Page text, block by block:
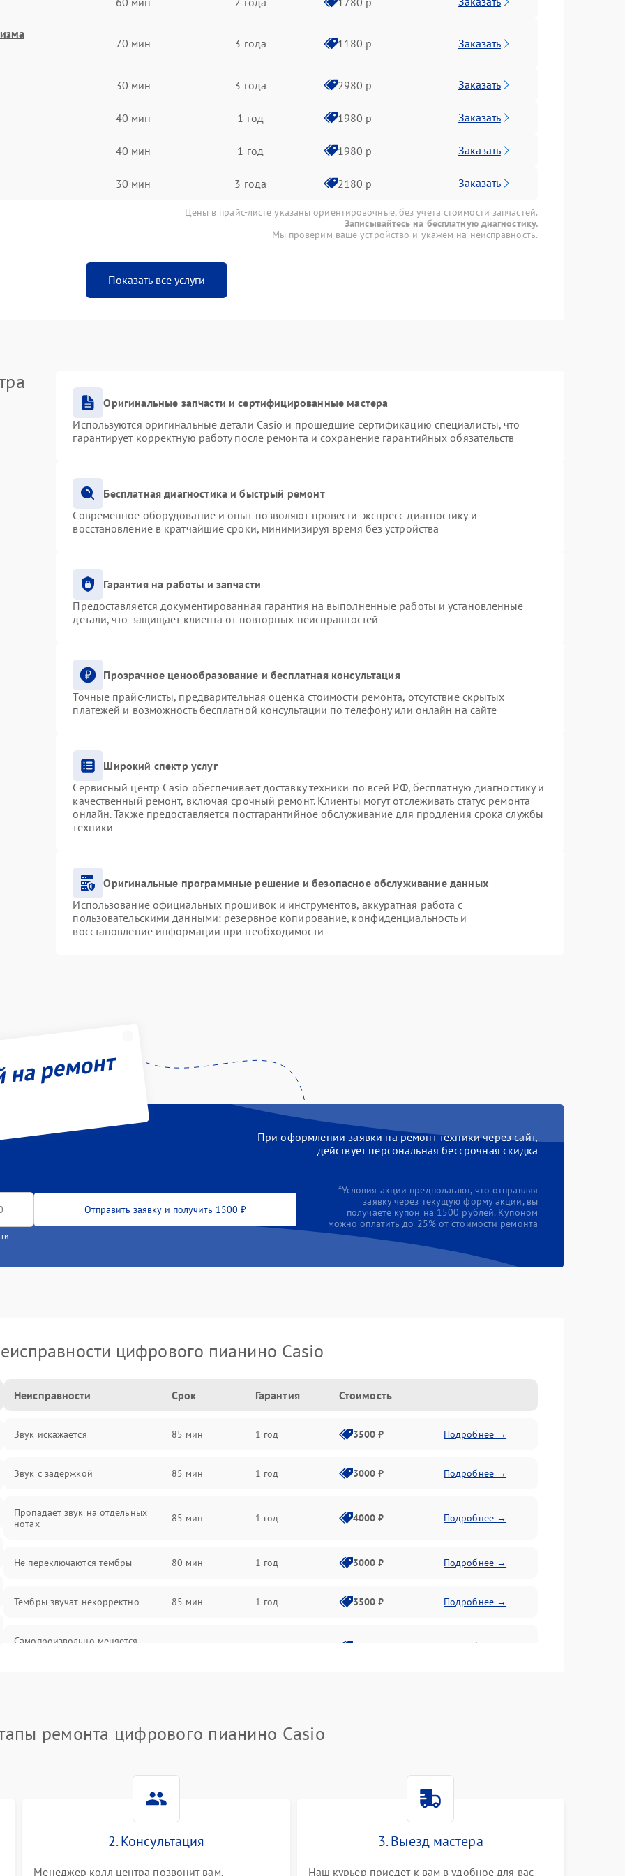
70 мин 3 года 1180 р Заказать
30 мин 3 года 2980 р Заказать
40 мин 1 год 1980 р Заказать
40 мин 1 год 1980 р Заказать
30 мин 3 года 2180 р Заказать
Цены в прайс-листе указаны ориентировочные, без учета стоимости запчастей.
Записывайтесь на бесплатную диагностику.
Мы проверим ваше устройство и укажем на неисправность.
Показать все услуги
Оригинальные запчасти и сертифицированные мастера
Используются оригинальные детали Casio и прошедшие сертификацию специалисты, что
гарантирует корректную работу после ремонта и сохранение гарантийных обязательств
Бесплатная диагностика и быстрый ремонт
Современное оборудование и опыт позволяют провести экспресс-диагностику и
восстановление в кратчайшие сроки, минимизируя время без устройства
Гарантия на работы и запчасти
Предоставляется документированная гарантия на выполненные работы и установленные
детали, что защищает клиента от повторных неисправностей
Прозрачное ценообразование и бесплатная консультация
Точные прайс-листы, предварительная оценка стоимости ремонта, отсутствие скрытых
платежей и возможность бесплатной консультации по телефону или онлайн на сайте
Широкий спектр услуг
Сервисный центр Casio обеспечивает доставку техники по всей РФ, бесплатную диагностику и
качественный ремонт, включая срочный ремонт. Клиенты могут отслеживать статус ремонта
онлайн. Также предоставляется постгарантийное обслуживание для продления срока службы
техники
Оригинальные программные решение и безопасное обслуживание данных
Использование официальных прошивок и инструментов, аккуратная работа с
пользовательскими данными: резервное копирование, конфиденциальность и
восстановление информации при необходимости
ремонт
При оформлении заявки на ремонт техники через сайт,
действует персональная бессрочная скидка
Отправить заявку и получить 1500 ₽
*Условия акции предполагают, что отправляя
заявку через текущую форму акции, вы
получаете купон на 1500 рублей. Купоном
можно оплатить до 25% от стоимости ремонта
цифрового пианино Casio
Неисправности Срок Гарантия Стоимость
Звук искажается 85 мин 1 год 3500 ₽ Подробнее →
Звук с задержкой 85 мин 1 год 3000 ₽ Подробнее →
Пропадает звук на отдельных
нотах
85 мин 1 год 4000 ₽ Подробнее →
Не переключаются тембры 80 мин 1 год 3000 ₽ Подробнее →
Тембры звучат некорректно 85 мин 1 год 3500 ₽ Подробнее →
Самопроизвольно меняется
2800 ₽ Подробнее →
ремонта цифрового пианино Casio
2. Консультация
Менеджер колл центра позвонит вам,
3. Выезд мастера
Наш курьер приедет к вам в удобное для вас